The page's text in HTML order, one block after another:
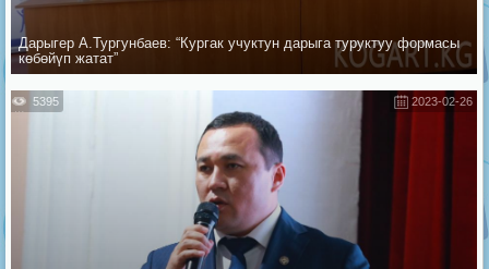
Дарыгер А.Тургунбаев: “Кургак учуктун дарыга туруктуу формасы
көбөйүп жатат”
2023-02-26
5395